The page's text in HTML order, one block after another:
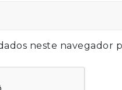
neste navegador